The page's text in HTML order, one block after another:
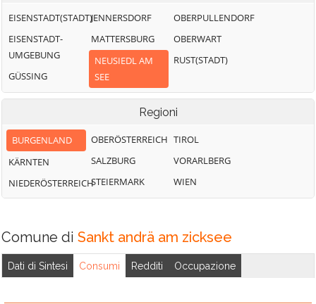
EISENSTADT(STADT)
EISENSTADT-
UMGEBUNG
GÜSSING
JENNERSDORF
MATTERSBURG
NEUSIEDL AM
SEE
OBERPULLENDORF
OBERWART
RUST(STADT)
Regioni
BURGENLAND
KÄRNTEN
NIEDERÖSTERREICH
OBERÖSTERREICH
SALZBURG
STEIERMARK
TIROL
VORARLBERG
WIEN
Comune di Sankt andrä am zicksee
Dati di Sintesi Consumi Redditi Occupazione